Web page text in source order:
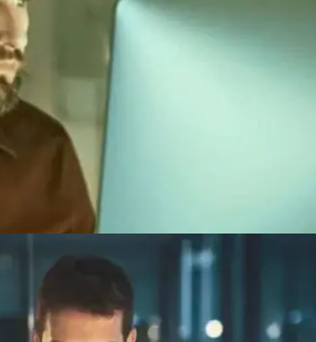
Mabl – As
garantia